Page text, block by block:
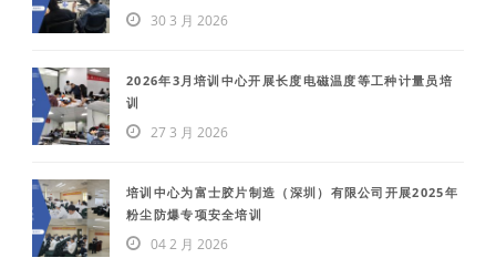
30 3 月 2026
2026年3月培训中心开展长度电磁温度等工种计量员培
训
27 3 月 2026
培训中心为富士胶片制造（深圳）有限公司开展2025年
粉尘防爆专项安全培训
04 2 月 2026